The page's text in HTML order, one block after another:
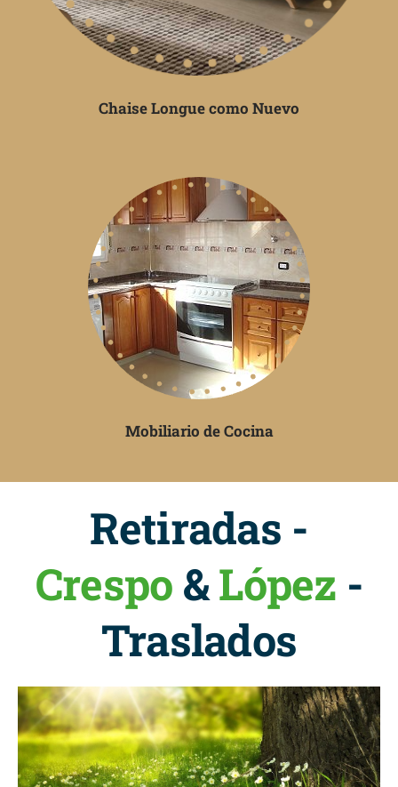
Chaise Longue como Nuevo
Mobiliario de Cocina
Retiradas -
Crespo &López -
Traslados